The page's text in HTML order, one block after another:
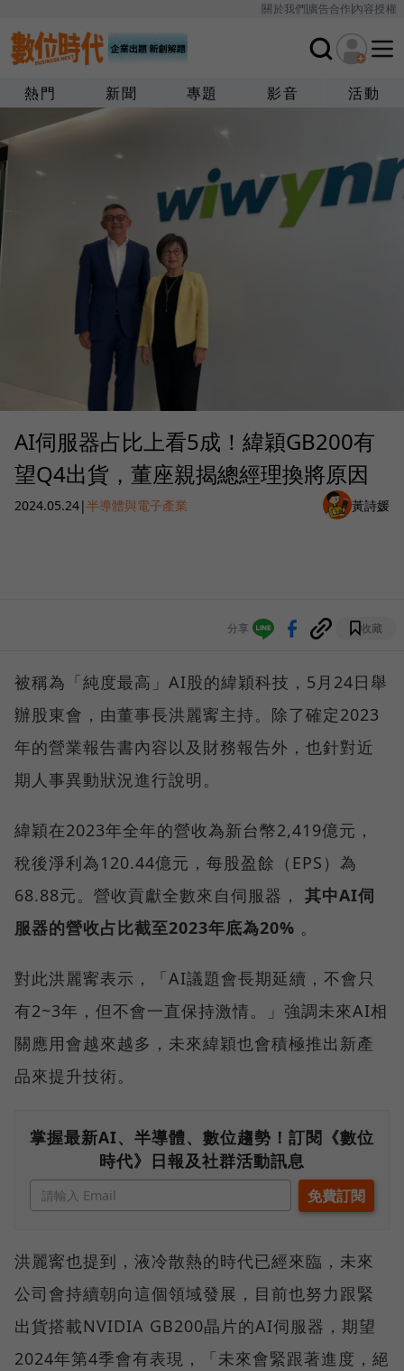
關於我們廣告合作內容授權
熱門 新聞 專題 影音 活動
AI伺服器占比上看5成！緯穎GB200有
望Q4出貨，董座親揭總經理換將原因
2024.05.24|半導體與電子產業 黃詩媛
分享 收藏
被稱為「純度最高」AI股的緯穎科技，5月24日舉
辦股東會，由董事長洪麗寗主持。除了確定2023
年的營業報告書內容以及財務報告外，也針對近
期人事異動狀況進行說明。
緯穎在2023年全年的營收為新台幣2,419億元，
稅後淨利為120.44億元，每股盈餘（EPS）為
68.88元。營收貢獻全數來自伺服器， 其中AI伺
服器的營收占比截至2023年底為20% 。
對此洪麗寗表示，「AI議題會長期延續，不會只
有2~3年，但不會一直保持激情。」強調未來AI相
關應用會越來越多，未來緯穎也會積極推出新產
品來提升技術。
掌握最新AI、半導體、數位趨勢！訂閱《數位
時代》日報及社群活動訊息
洪麗寗也提到，液冷散熱的時代已經來臨，未來
公司會持續朝向這個領域發展，目前也努力跟緊
出貨搭載NVIDIA GB200晶片的AI伺服器，期望
2024年第4季會有表現，「未來會緊跟著進度，絕